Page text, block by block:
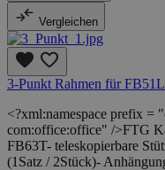
Vergleichen
3-Punkt Rahmen für
<?xml:namespace prefix =
com:office:office" />FTG
FB63T- teleskopierbare
(1Satz / 2Stück)-